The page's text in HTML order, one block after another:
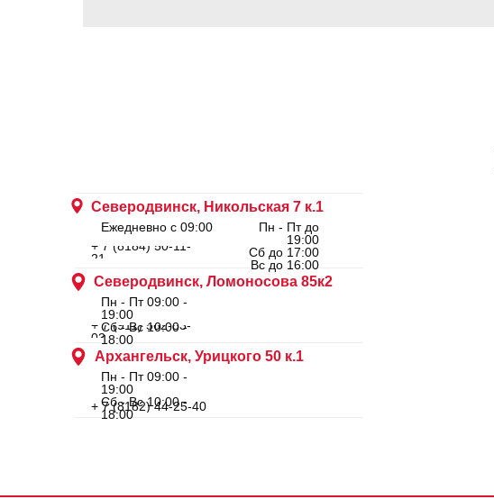
Архангельск, Урицкого 50 к.1
Северодвинск, Ломоносова 85к2
Северодвинск, Никольская 7 к.1
Ежедневно с 09:00
Пн - Пт до
19:00
Сб до 17:00
Вс до 16:00
Пн - Пт 09:00 -
19:00
Сб - Вс 10:00 -
18:00
Пн - Пт 09:00 -
19:00
Сб - Вс 10:00 -
18:00
+ 7 (8184) 50-11-
21
+ 7 (911) 562-83-
03
+ 7 (8182) 44-25-40